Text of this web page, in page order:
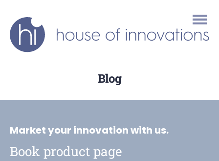
innovations
Blog
Market your innovation with us.
Book product page